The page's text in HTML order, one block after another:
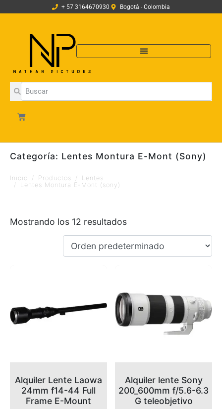
+ 57 3164670930 Bogotá - Colombia
Categoría: Lentes Montura E-Mont (sony)
Inicio Productos
Lentes
Lentes Montura E-Mont (sony)
Mostrando los 12 resultados
Alquiler Lente Laowa
24mm f14-44 Full
Frame E-Mount
Alquiler lente Sony
200_600mm f/5.6-6.3
G teleobjetivo